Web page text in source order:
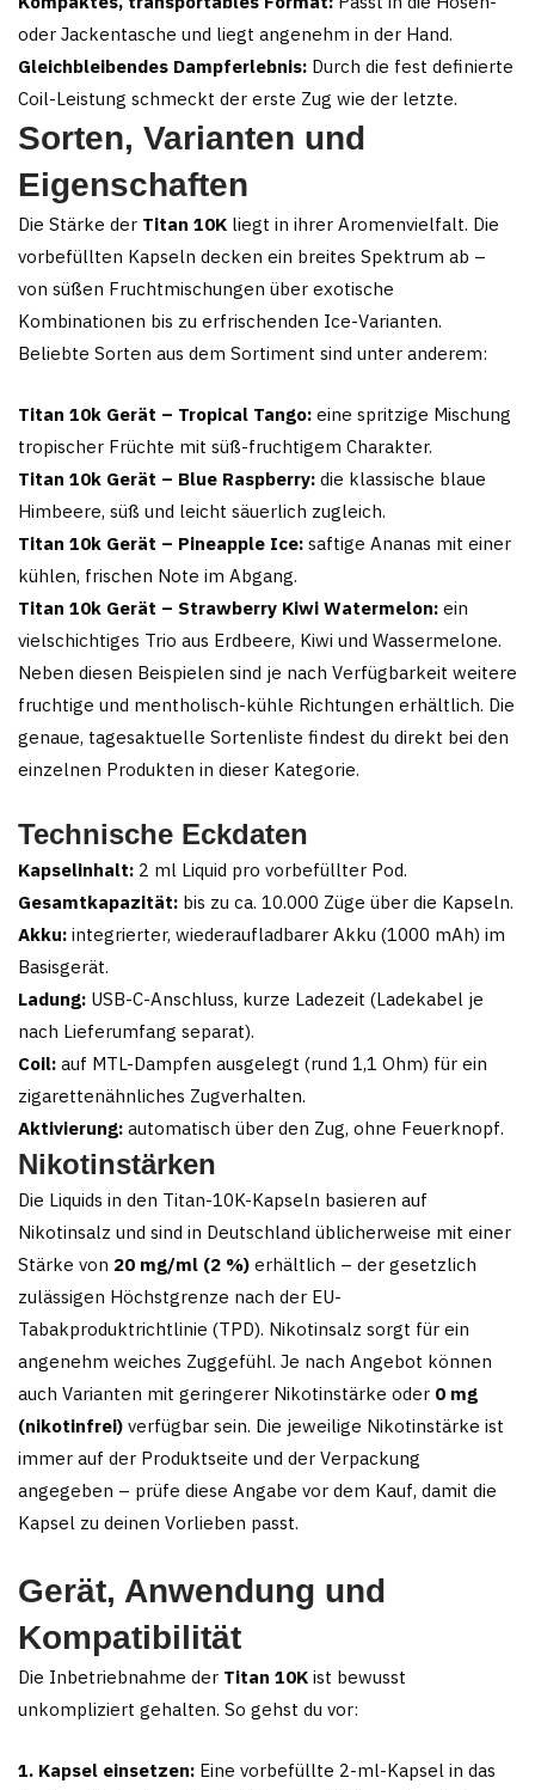
oder Jackentasche und liegt angenehm in der Hand.
Gleichbleibendes Dampferlebnis: Durch die fest definierte
Coil-Leistung schmeckt der erste Zug wie der letzte.
Sorten, Varianten und
Eigenschaften
Die Stärke der Titan 10K liegt in ihrer Aromenvielfalt. Die
vorbefüllten Kapseln decken ein breites Spektrum ab –
von süßen Fruchtmischungen über exotische
Kombinationen bis zu erfrischenden Ice-Varianten.
Beliebte Sorten aus dem Sortiment sind unter anderem:
Titan 10k Gerät – Tropical Tango: eine spritzige Mischung
tropischer Früchte mit süß-fruchtigem Charakter.
Titan 10k Gerät – Blue Raspberry: die klassische blaue
Himbeere, süß und leicht säuerlich zugleich.
Titan 10k Gerät – Pineapple Ice: saftige Ananas mit einer
kühlen, frischen Note im Abgang.
Titan 10k Gerät – Strawberry Kiwi Watermelon: ein
vielschichtiges Trio aus Erdbeere, Kiwi und Wassermelone.
Neben diesen Beispielen sind je nach Verfügbarkeit weitere
fruchtige und mentholisch-kühle Richtungen erhältlich. Die
genaue, tagesaktuelle Sortenliste findest du direkt bei den
einzelnen Produkten in dieser Kategorie.
Technische Eckdaten
Kapselinhalt: 2 ml Liquid pro vorbefüllter Pod.
Gesamtkapazität: bis zu ca. 10.000 Züge über die Kapseln.
Akku: integrierter, wiederaufladbarer Akku (1000 mAh) im
Basisgerät.
Ladung: USB-C-Anschluss, kurze Ladezeit (Ladekabel je
nach Lieferumfang separat).
Coil: auf MTL-Dampfen ausgelegt (rund 1,1 Ohm) für ein
zigarettenähnliches Zugverhalten.
Aktivierung: automatisch über den Zug, ohne Feuerknopf.
Nikotinstärken
Die Liquids in den Titan-10K-Kapseln basieren auf
Nikotinsalz und sind in Deutschland üblicherweise mit einer
Stärke von 20 mg/ml (2 %) erhältlich – der gesetzlich
zulässigen Höchstgrenze nach der EU-
Tabakproduktrichtlinie (TPD). Nikotinsalz sorgt für ein
angenehm weiches Zuggefühl. Je nach Angebot können
auch Varianten mit geringerer Nikotinstärke oder 0 mg
(nikotinfrei) verfügbar sein. Die jeweilige Nikotinstärke ist
immer auf der Produktseite und der Verpackung
angegeben – prüfe diese Angabe vor dem Kauf, damit die
Kapsel zu deinen Vorlieben passt.
Gerät, Anwendung und
Kompatibilität
Die Inbetriebnahme der Titan 10K ist bewusst
unkompliziert gehalten. So gehst du vor:
1. Kapsel einsetzen: Eine vorbefüllte 2-ml-Kapsel in das